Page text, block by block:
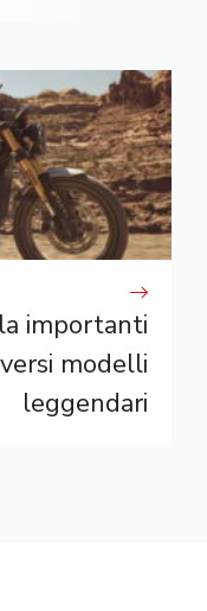
importanti
modelli
leggendari